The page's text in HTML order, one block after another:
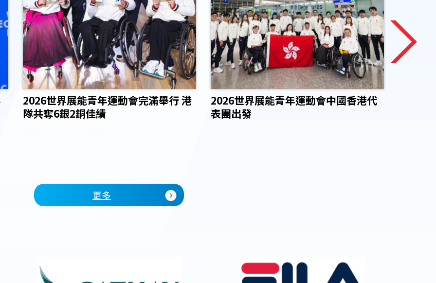
2026世界展能青年運動會完滿舉行 港
隊共奪6銀2銅佳績
2026世界展能青年運動會中國香港代
表團出發
更多